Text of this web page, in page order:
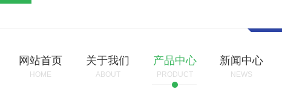
网站首页
HOME
关于我们
ABOUT
产品中心
PRODUCT
新闻中心
NEWS